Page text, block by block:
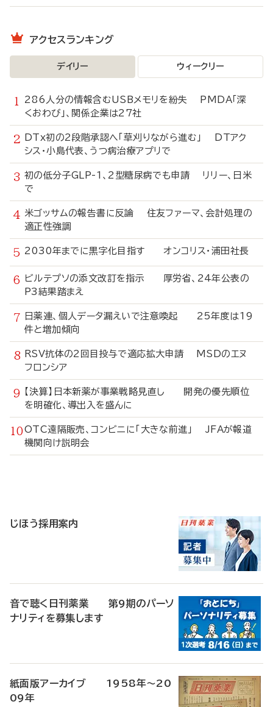
アクセスランキング
デイリー ウィークリー
286人分の情報含むUSBメモリを紛失 PMDA「深
くおわび」、関係企業は27社
DTx初の2段階承認へ「草刈りながら進む」 DTアク
シス・小島代表、うつ病治療アプリで
初の低分子GLP-1、2型糖尿病でも申請 リリー、日米
で
米ゴッサムの報告書に反論 住友ファーマ、会計処理の
適正性強調
2030年までに黒字化目指す オンコリス・浦田社長
ビルテプソの添文改訂を指示 厚労省、24年公表の
P3結果踏まえ
日薬連、個人データ漏えいで注意喚起 25年度は19
件と増加傾向
RSV抗体の2回目投与で適応拡大申請 MSDのエヌ
フロンシア
【決算】日本新薬が事業戦略見直し 開発の優先順位
を明確化、導出入を盛んに
OTC遠隔販売、コンビニに「大きな前進」 JFAが報道
機関向け説明会
じほう採用案内
音で聴く日刊薬業 第9期のパーソ
ナリティを募集します
紙面版アーカイブ 1958年～20
09年